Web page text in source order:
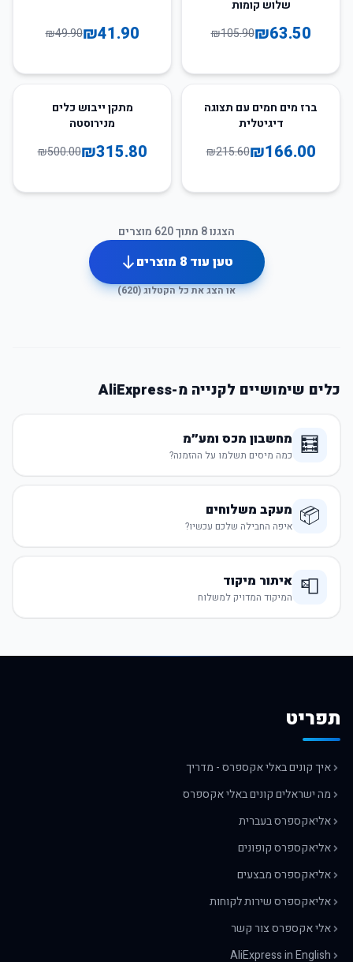
שלוש קומות
₪63.50
₪105.90
₪41.90
₪49.90
23
ברז מים חמים עם תצוגה
דיגיטלית
₪166.00
₪215.60
מתקן ייבוש כלים
מנירוסטה
₪315.80
₪500.00
הצגנו8 מתוך620 מוצרים
טען עוד8 מוצרים
או הצג את כל הקטלוג (620
)
כלים שימושיים לקנייה מ-AliExpress
🧮 מחשבון מכס ומע״מ
כמה מיסים תשלמו על ההזמנה?
📦 מעקב משלוחים
איפה החבילה שלכם עכשיו?
📮 איתור מיקוד
המיקוד המדויק למשלוח
תפריט
איך קונים באלי אקספרס - מדריך
מה ישראלים קונים באלי אקספרס
אליאקספרס בעברית
אליאקספרס קופונים
אליאקספרס מבצעים
אליאקספרס שירות לקוחות
אלי אקספרס צור קשר
AliExpress in English